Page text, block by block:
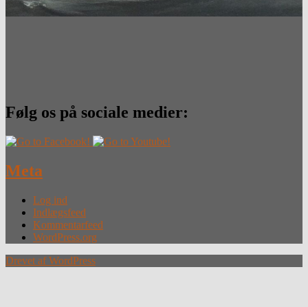
Følg os på sociale medier:
Meta
Log ind
Indlægsfeed
Kommentarfeed
WordPress.org
Drevet af WordPress